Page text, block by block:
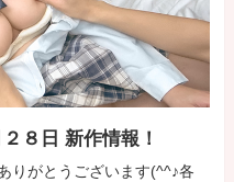
８日 新作情報！
りがとうございます(^^♪各